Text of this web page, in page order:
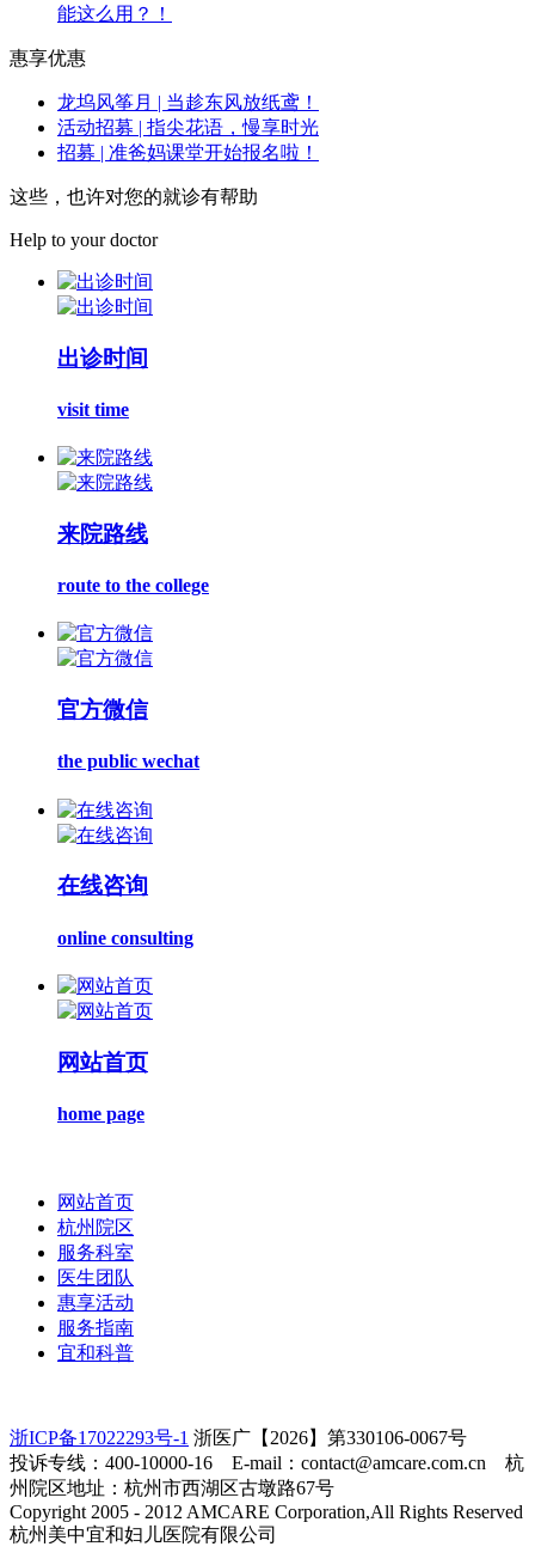
能这么用？！
惠享优惠
龙坞风筝月 | 当趁东风放纸鸢！
活动招募 | 指尖花语，慢享时光
招募 | 准爸妈课堂开始报名啦！
这些，也许对您的就诊有帮助
Help to your doctor
出诊时间
visit time
来院路线
route to the college
官方微信
the public wechat
在线咨询
online consulting
网站首页
home page
网站首页
杭州院区
服务科室
医生团队
惠享活动
服务指南
宜和科普
浙ICP备17022293号-1 浙医广【2026】第330106-0067号
投诉专线：400-10000-16 E-mail：contact@amcare.com.cn 杭
州院区地址：杭州市西湖区古墩路67号
Copyright 2005 - 2012 AMCARE Corporation,All Rights Reserved
杭州美中宜和妇儿医院有限公司